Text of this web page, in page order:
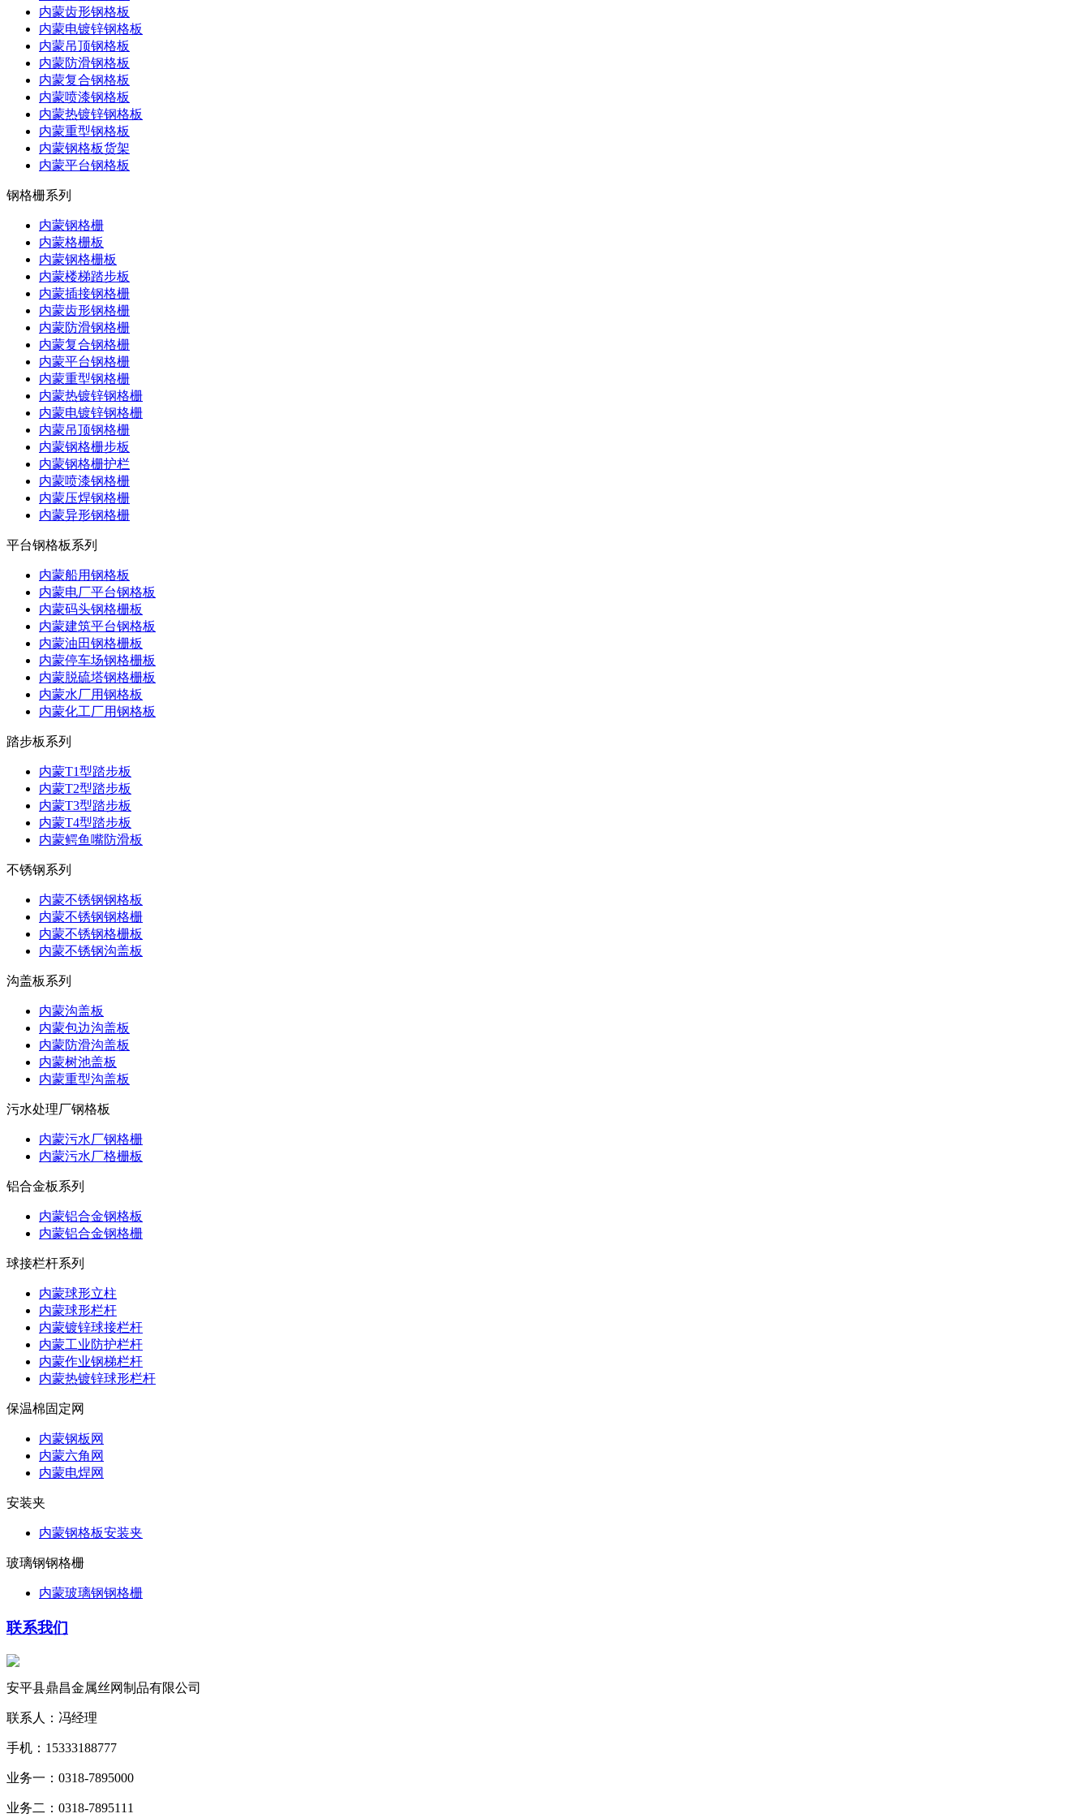
内蒙齿形钢格板
内蒙电镀锌钢格板
内蒙吊顶钢格板
内蒙防滑钢格板
内蒙复合钢格板
内蒙喷漆钢格板
内蒙热镀锌钢格板
内蒙重型钢格板
内蒙钢格板货架
内蒙平台钢格板
钢格栅系列
内蒙钢格栅
内蒙格栅板
内蒙钢格栅板
内蒙楼梯踏步板
内蒙插接钢格栅
内蒙齿形钢格栅
内蒙防滑钢格栅
内蒙复合钢格栅
内蒙平台钢格栅
内蒙重型钢格栅
内蒙热镀锌钢格栅
内蒙电镀锌钢格栅
内蒙吊顶钢格栅
内蒙钢格栅步板
内蒙钢格栅护栏
内蒙喷漆钢格栅
内蒙压焊钢格栅
内蒙异形钢格栅
平台钢格板系列
内蒙船用钢格板
内蒙电厂平台钢格板
内蒙码头钢格栅板
内蒙建筑平台钢格板
内蒙油田钢格栅板
内蒙停车场钢格栅板
内蒙脱硫塔钢格栅板
内蒙水厂用钢格板
内蒙化工厂用钢格板
踏步板系列
内蒙T1型踏步板
内蒙T2型踏步板
内蒙T3型踏步板
内蒙T4型踏步板
内蒙鳄鱼嘴防滑板
不锈钢系列
内蒙不锈钢钢格板
内蒙不锈钢钢格栅
内蒙不锈钢格栅板
内蒙不锈钢沟盖板
沟盖板系列
内蒙沟盖板
内蒙包边沟盖板
内蒙防滑沟盖板
内蒙树池盖板
内蒙重型沟盖板
污水处理厂钢格板
内蒙污水厂钢格栅
内蒙污水厂格栅板
铝合金板系列
内蒙铝合金钢格板
内蒙铝合金钢格栅
球接栏杆系列
内蒙球形立柱
内蒙球形栏杆
内蒙镀锌球接栏杆
内蒙工业防护栏杆
内蒙作业钢梯栏杆
内蒙热镀锌球形栏杆
保温棉固定网
内蒙钢板网
内蒙六角网
内蒙电焊网
安装夹
内蒙钢格板安装夹
玻璃钢钢格栅
内蒙玻璃钢钢格栅
联系我们
安平县鼎昌金属丝网制品有限公司
联系人：冯经理
手机：15333188777
业务一：0318-7895000
业务二：0318-7895111